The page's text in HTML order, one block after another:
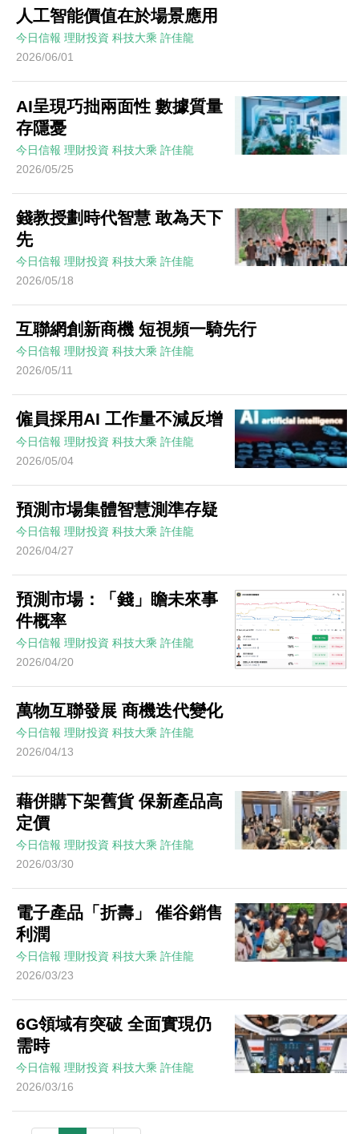
人工智能價值在於場景應用
今日信報 理財投資 科技大乘 許佳龍
2026/06/01
AI呈現巧拙兩面性 數據質量
存隱憂
今日信報 理財投資 科技大乘 許佳龍
2026/05/25
錢教授劃時代智慧 敢為天下
先
今日信報 理財投資 科技大乘 許佳龍
2026/05/18
互聯網創新商機 短視頻一騎先行
今日信報 理財投資 科技大乘 許佳龍
2026/05/11
僱員採用AI 工作量不減反增
今日信報 理財投資 科技大乘 許佳龍
2026/05/04
預測市場集體智慧測準存疑
今日信報 理財投資 科技大乘 許佳龍
2026/04/27
預測市場：「錢」瞻未來事
件概率
今日信報 理財投資 科技大乘 許佳龍
2026/04/20
萬物互聯發展 商機迭代變化
今日信報 理財投資 科技大乘 許佳龍
2026/04/13
藉併購下架舊貨 保新產品高
定價
今日信報 理財投資 科技大乘 許佳龍
2026/03/30
電子產品「折壽」 催谷銷售
利潤
今日信報 理財投資 科技大乘 許佳龍
2026/03/23
6G領域有突破 全面實現仍
需時
今日信報 理財投資 科技大乘 許佳龍
2026/03/16